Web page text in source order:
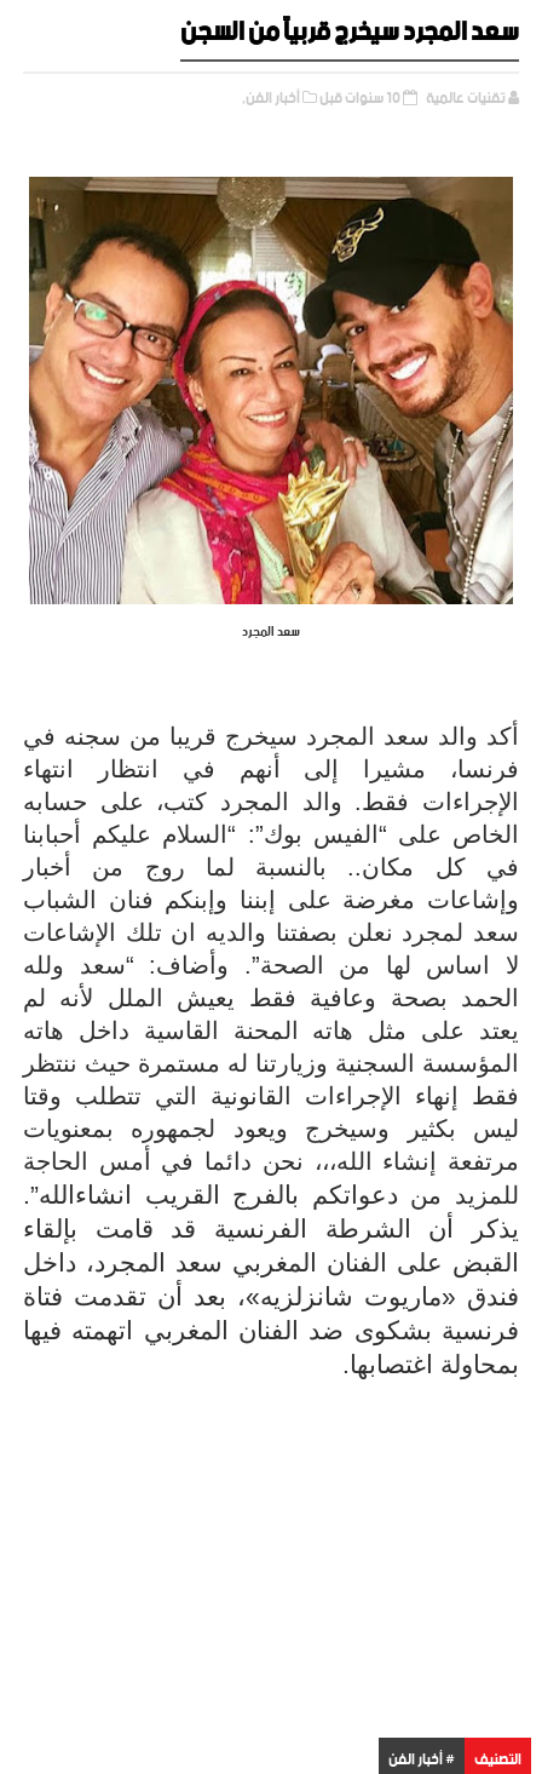
سعد المجرد سيخرج قربياً من السجن
تقنيات عالمية 10 سنوات قبل أخبار الفن,
سعد المجرد
أكد والد سعد المجرد سيخرج قريبا من سجنه في
فرنسا، مشيرا إلى أنهم في انتظار انتهاء
الإجراءات فقط. والد المجرد كتب، على حسابه
الخاص على “الفيس بوك”: “السلام عليكم أحبابنا
في كل مكان.. بالنسبة لما روج من أخبار
وإشاعات مغرضة على إبننا وإبنكم فنان الشباب
سعد لمجرد نعلن بصفتنا والديه ان تلك الإشاعات
لا اساس لها من الصحة”. وأضاف: “سعد ولله
الحمد بصحة وعافية فقط يعيش الملل لأنه لم
يعتد على مثل هاته المحنة القاسية داخل هاته
المؤسسة السجنية وزيارتنا له مستمرة حيث ننتظر
فقط إنهاء الإجراءات القانونية التي تتطلب وقتا
ليس بكثير وسيخرج ويعود لجمهوره بمعنويات
مرتفعة إنشاء الله،،، نحن دائما في أمس الحاجة
للمزيد مندعواتكم بالفرج القريب انشاءالله”.
يذكر أن الشرطة الفرنسية قد قامت بإلقاء
القبض على الفنان المغربي سعد المجرد، داخل
فندق «ماريوت شانزلزيه»، بعد أن تقدمت فتاة
فرنسية بشكوى ضد الفنان المغربي اتهمته فيها
بمحاولة اغتصابها.
التصنيف # أخبار الفن